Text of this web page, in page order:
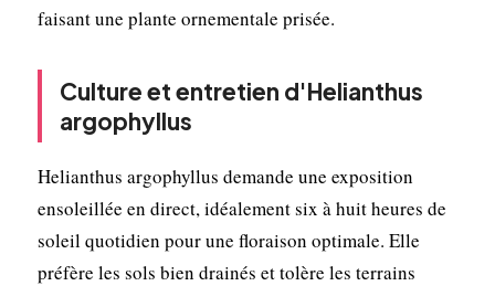
faisant une plante ornementale prisée.
Culture et entretien d'Helianthus
argophyllus
Helianthus argophyllus demande une exposition
ensoleillée en direct, idéalement six à huit heures de
soleil quotidien pour une floraison optimale. Elle
préfère les sols bien drainés et tolère les terrains